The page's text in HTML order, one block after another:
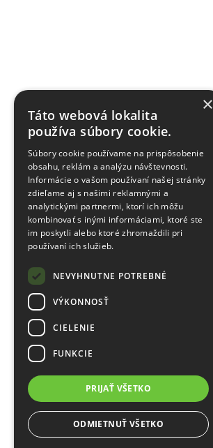
×
Táto webová lokalita
používa súbory cookie.
Súbory cookie používame na prispôsobenie
obsahu, reklám a analýzu návštevnosti.
Informácie o vašom používaní našej stránky
zdieľame aj s našimi reklamnými a
analytickými partnermi, ktorí ich môžu
kombinovať s inými informáciami, ktoré ste
im poskytli alebo ktoré zhromaždili pri
používaní ich služieb.
NEVYHNUTNE POTREBNÉ
VÝKONNOSŤ
CIELENIE
FUNKCIE
PRIJAŤ VŠETKO
ODMIETNUŤ VŠETKO